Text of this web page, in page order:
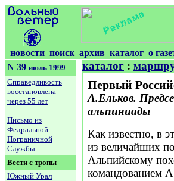
новости поиск архив каталог о
N 39 июль 1999
Справедливость
восстановлена
через 55 лет
Письмо из
Федральной
Пограничной
Службы
Вести с тропы
Южный Урал
каталог :
Первый
А.Ельков.
альпиниады
Как известно, в
из величайших
Альпийскому
командованием